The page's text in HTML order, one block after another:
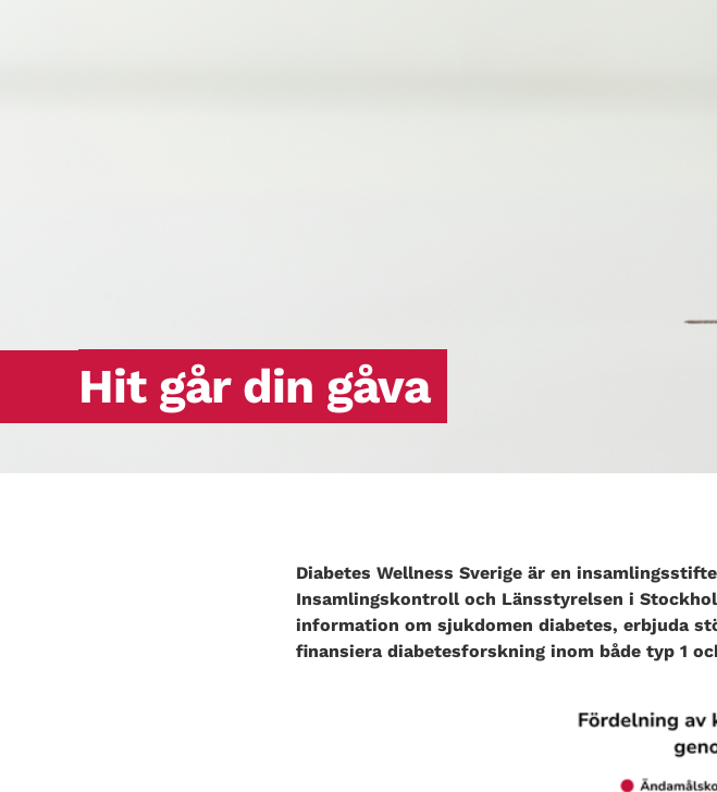
Hit går din gåva
Diabetes Wellness Sverige är en
Insamlingskontroll och Länsstyrelsen i
information om sjukdomen diabetes, erbjuda
finansiera diabetesforskning inom både typ 1